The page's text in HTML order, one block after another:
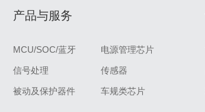
产品与服务
MCU/SOC/蓝牙 电源管理芯片
信号处理 传感器
被动及保护器件 车规类芯片